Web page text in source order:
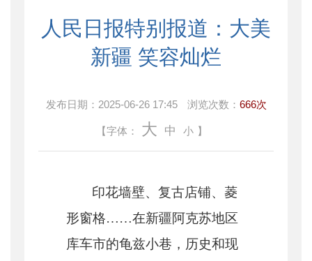
人民日报特别报道：大美
新疆 笑容灿烂
发布日期： 2025-06-26 17:45 浏览次数： 666次
【字体： 大 中 小 】
印花墙壁、复古店铺、菱
形窗格……在新疆阿克苏地区
库车市的龟兹小巷，历史和现